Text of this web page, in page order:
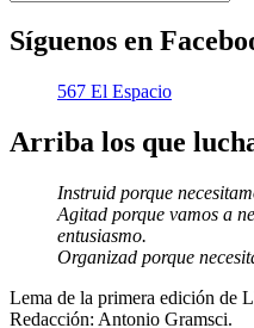
Síguenos en
567 El Espacio
Arriba los que
Instruid porque
Agitad porque vamos a
entusiasmo.
Organizad porque
Lema de la primera edición de
Redacción: Antonio Gramsci.